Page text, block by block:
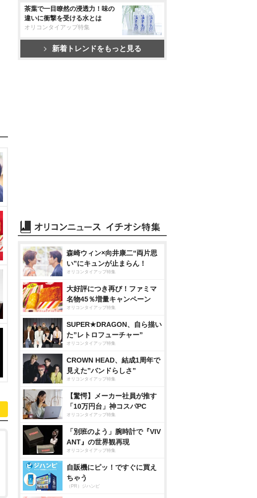
茶葉で一目瞭然の浸透力！味の
違いに衝撃を受ける水とは
オリコンタイアップ特集
新着トレンドをもっと見る
森崎ウィン×向井康二“両片思
い”にキュンが止まらん！
オリコンタイアップ特集
大好評につき再び！ファミマ
名物45％増量キャンペーン
オリコンタイアップ特集
SUPER★DRAGON、自ら描い
た”レトロフューチャー”
オリコンタイアップ特集
CROWN HEAD、結成1周年で
見えた”バンドらしさ”
オリコンタイアップ特集
【驚愕】メーカー社員が推す
「10万円台」神コスパPC
オリコンタイアップ特集
「別班のよう」腕時計で『VIV
ANT』の世界観再現
オリコンタイアップ特集
自販機にピッ！ですぐに買え
ちゃう
（PR）ジハンピ